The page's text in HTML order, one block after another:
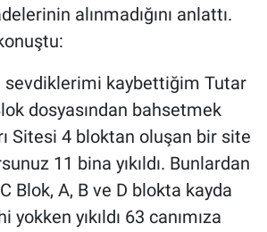
alınmadığını anlattı.
sevdiklerimi kaybettiğim Tutar
dosyasından bahsetmek
Sitesi 4 bloktan oluşan bir site
11 bina yıkıldı. Bunlardan
Blok, A, B ve D blokta kayda
yıkıldı 63 canımıza